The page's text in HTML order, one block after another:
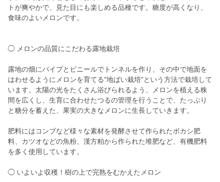
トが爽やかで、見た目にも楽しめる品種です。糖度が高くなり、
食味のよいメロンです。
◯ メロンの品質にこだわる露地栽培
露地の畑にパイプとビニールでトンネルを作り、その中で地面を
はわせるようにメロンを育てる"地ばい栽培"という方法で栽培して
います。太陽の光をたくさん浴びられるよう、メロンを植える株
間を広くし、生育に合わせたつるの管理を行うことで、たっぷり
と糖分を蓄えた、果実の大きなメロンに生長していきます。
肥料にはコンブなど様々な素材を発酵させて作られたボカシ肥
料、カツオなどの魚粉、漢方粕から作られた堆肥など、有機肥料
を多く使用しています。
◯ いよいよ収穫！樹の上で完熟をむかえたメロン